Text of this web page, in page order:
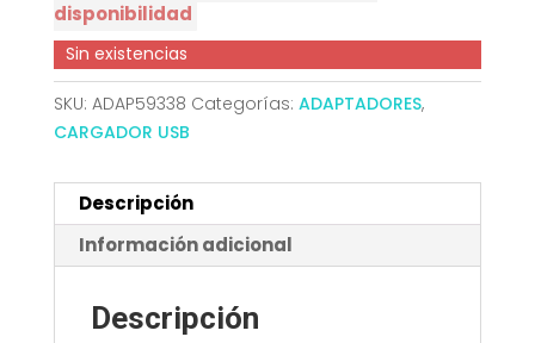
disponibilidad
Sin existencias
SKU: ADAP59338 Categorías: ADAPTADORES,
CARGADOR USB
Descripción
Información adicional
Descripción